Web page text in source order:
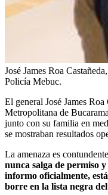
José James Roa
Policía Mebuc.
El general José James
Metropolitana de
junto con su familia en
se mostraban resultados
La amenaza es
nunca salga de permiso
informo oficialmente,
borre en la lista negra